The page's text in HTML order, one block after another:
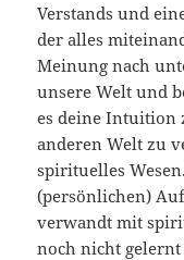
Verstands und
der alles
Meinung nach
unsere Welt und
es deine Intuition
anderen Welt zu
spirituelles
(persönlichen)
verwandt mit
noch nicht